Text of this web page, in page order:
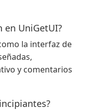
en UniGetUI?
la interfaz de
y comentarios